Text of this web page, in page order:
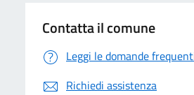
Contatta il comune
Leggi le domande
Richiedi assistenza